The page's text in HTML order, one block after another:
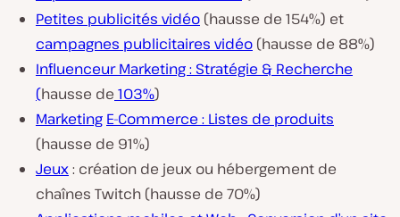
Petites publicités vidéo (hausse de 154%) et
campagnes publicitaires vidéo (hausse de 88%)
Influenceur Marketing : Stratégie & Recherche
(hausse de 103%)
Marketing E-Commerce : Listes de produits
(hausse de 91%)
Jeux: création de jeux ou hébergement de
chaînes Twitch (hausse de 70%)